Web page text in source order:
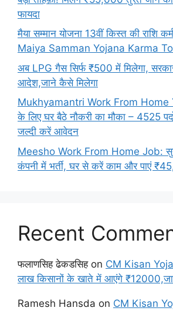
फायदा
मैया सम्मान योजना 13वीं किस्त की राशि
Maiya Samman Yojana Karma
अब LPG गैस सिर्फ ₹500 में मिलेगा,
आदेश,जाने कैसे मिलेगा
Mukhyamantri Work From Home
के लिए घर बैठे नौकरी का मौका – 4525
जल्दी करें आवेदन
Meesho Work From Home Job:
कंपनी में भर्ती, घर से करें काम और पाएं
Recent
फलाणसिह ढेकडसिहon CM Kisan
लाख किसानों के खाते में आएंगे
Ramesh Hansda on CM Kisan